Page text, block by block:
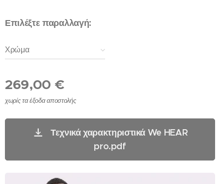
Επιλέξτε παραλλαγή:
Χρώμα
269,00 €
χωρίς τα έξοδα αποστολής
Τεχνικά χαρακτηριστικά We HEAR
pro.pdf